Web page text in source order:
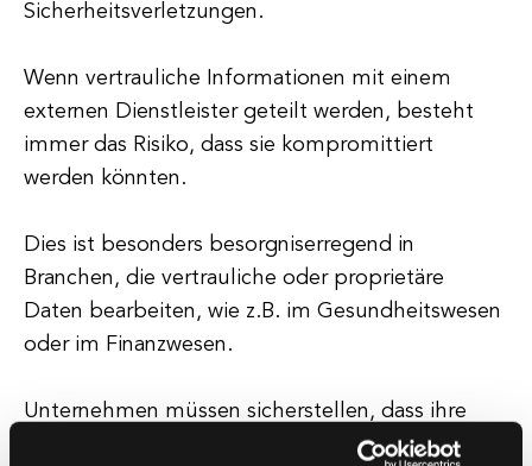
Sicherheitsverletzungen.
Wenn vertrauliche Informationen mit einem
externen Dienstleister geteilt werden, besteht
immer das Risiko, dass sie kompromittiert
werden könnten.
Dies ist besonders besorgniserregend in
Branchen, die vertrauliche oder proprietäre
Daten bearbeiten, wie z.B. im Gesundheitswesen
oder im Finanzwesen.
Unternehmen müssen sicherstellen, dass ihre
Outsourcing-Partner über robuste